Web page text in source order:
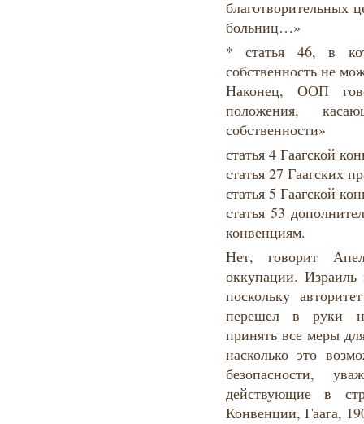
благотворительных
больниц…»
* статья 46, в
собственность не
Наконец, ООП
положения,
собственности»
статья 4 Гаагской
статья 27 Гаагских
статья 5 Гаагской
статья 53
конвенциям.
Нет, говорит
оккупации.
поскольку
перешел в руки
принять все меры
насколько это
безопасности,
действующие в
Конвенции, Гаага,